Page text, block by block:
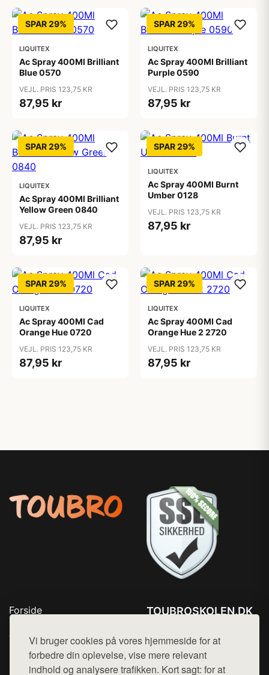
Vi bruger cookies på vores hjemmeside for at
forbedre din oplevelse, vise mere relevant
indhold og analysere trafikken. Kort sagt: for at
SPAR 29%
LIQUITEX
Ac Spray 400Ml Brilliant
Blue 0570
VEJL. PRIS 123,75 KR
87,95 kr
SPAR 29%
LIQUITEX
Ac Spray 400Ml Brilliant
Purple 0590
VEJL. PRIS 123,75 KR
87,95 kr
SPAR 29%
LIQUITEX
Ac Spray 400Ml Brilliant
Yellow Green 0840
VEJL. PRIS 123,75 KR
87,95 kr
SPAR 29%
LIQUITEX
Ac Spray 400Ml Burnt
Umber 0128
VEJL. PRIS 123,75 KR
87,95 kr
SPAR 29%
LIQUITEX
Ac Spray 400Ml Cad
Orange Hue 0720
VEJL. PRIS 123,75 KR
87,95 kr
SPAR 29%
LIQUITEX
Ac Spray 400Ml Cad
Orange Hue 2 2720
VEJL. PRIS 123,75 KR
87,95 kr
Forside
Top Rabatter
Blog
Kontakt
TOUBROSKOLEN.DK
Mail: hej@want.dk